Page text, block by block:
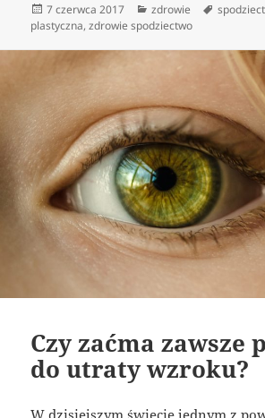
Data
publikacji
7 czerwca 2017 Kategorie
zdrowie Tagi
plastyczna,zdrowie spodziectwo
Czy zaćma zawsze
do utraty wzroku?